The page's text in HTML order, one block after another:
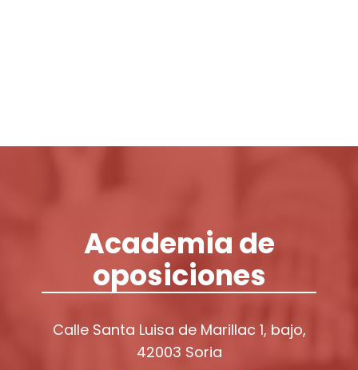
Academia de
oposiciones
Calle Santa Luisa de Marillac 1, bajo,
42003 Soria